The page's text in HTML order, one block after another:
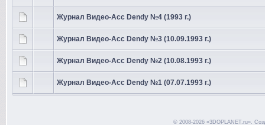
Журнал Видео-Асс Dendy №4 (1993 г.)
Журнал Видео-Асс Dendy №3 (10.09.1993 г.)
Журнал Видео-Асс Dendy №2 (10.08.1993 г.)
Журнал Видео-Асс Dendy №1 (07.07.1993 г.)
© 2008-2026 «3DOPLANET.ru».